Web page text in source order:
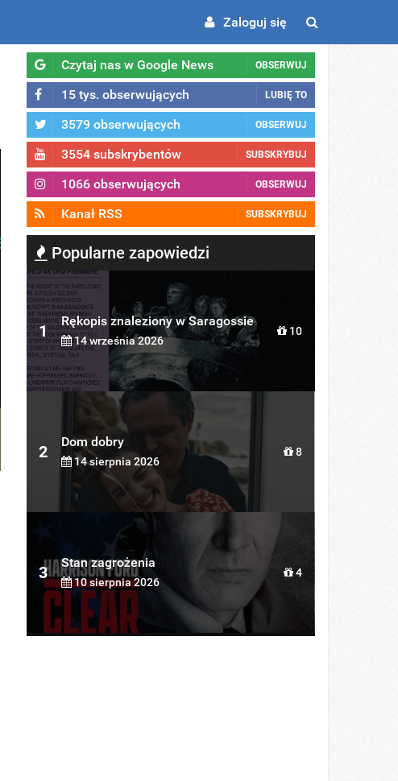
Zaloguj się
Czytaj nas w Google News OBSERWUJ
15 tys. obserwujących LUBIĘ TO
3579 obserwujących OBSERWUJ
3554 subskrybentów SUBSKRYBUJ
1066 obserwujących OBSERWUJ
Kanał RSS SUBSKRYBUJ
Popularne zapowiedzi
1
Rękopis znaleziony w Saragossie
14 września 2026
10
2
Dom dobry
14 sierpnia 2026
8
3
Stan zagrożenia
10 sierpnia 2026
4